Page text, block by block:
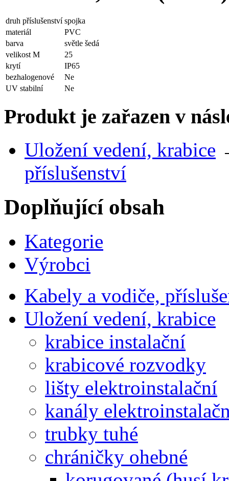
druh příslušenství spojka
materiál
PVC
barva
světle šedá
velikost M
25
krytí
IP65
bezhalogenové
Ne
UV stabilní
Ne
Produkt je zařazen v
Uložení vedení, krabice
příslušenství
Doplňující obsah
Kategorie
Výrobci
Kabely a vodiče,
Uložení vedení, krabice
krabice instalační
krabicové rozvodky
lišty elektroinstalační
kanály
trubky tuhé
chráničky ohebné